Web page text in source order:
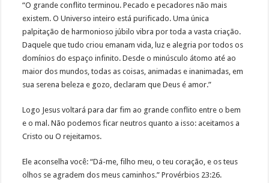
“O grande conflito terminou. Pecado e pecadores não mais
existem. O Universo inteiro está purificado. Uma única
palpitação de harmonioso júbilo vibra por toda a vasta criação.
Daquele que tudo criou emanam vida, luz e alegria por todos os
domínios do espaço infinito. Desde o minúsculo átomo até ao
maior dos mundos, todas as coisas, animadas e inanimadas, em
sua serena beleza e gozo, declaram que Deus é amor.”
Logo Jesus voltará para dar fim ao grande conflito entre o bem
e o mal. Não podemos ficar neutros quanto a isso: aceitamos a
Cristo ou O rejeitamos.
Ele aconselha você: “Dá-me, filho meu, o teu coração, e os teus
olhos se agradem dos meus caminhos.” Provérbios 23:26.